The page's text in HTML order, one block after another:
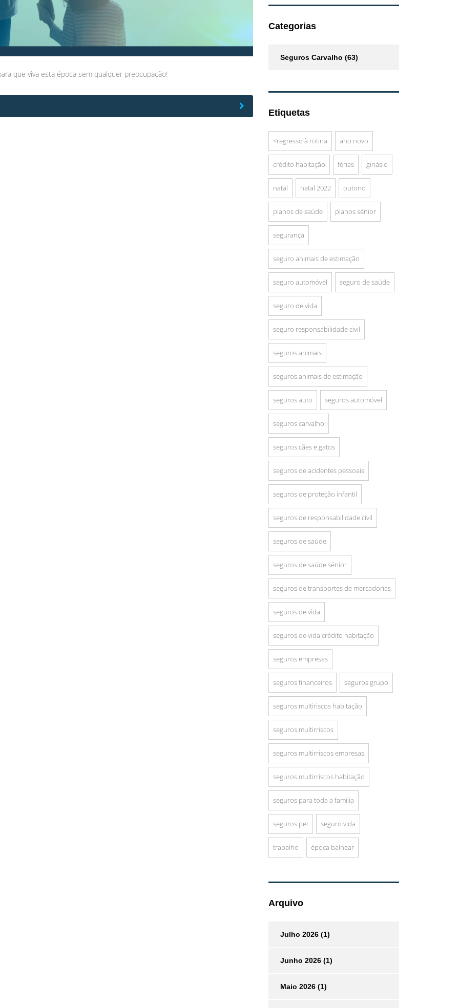
que viva esta época sem qualquer preocupação!
Categorias
Seguros Carvalho (63)
Etiquetas
<regresso à rotina ano novo
crédito habitação férias ginásio
natal natal 2022 outono
planos de saúde planos sénior
segurança
seguro animais de estimação
seguro automóvel seguro de saúde
seguro de vida
seguro responsabilidade civil
seguros animais
seguros animais de estimação
seguros auto seguros automóvel
seguros carvalho
seguros cães e gatos
seguros de acidentes pessoais
seguros de proteção infantil
seguros de responsabilidade civil
seguros de saúde
seguros de saúde sénior
seguros de transportes de mercadorias
seguros de vida
seguros de vida crédito habitação
seguros empresas
seguros financeiros seguros grupo
seguros multiriscos habitação
seguros multirriscos
seguros multirriscos empresas
seguros multirriscos habitação
seguros para toda a família
seguros pet seguro vida
trabalho época balnear
Arquivo
Julho 2026 (1)
Junho 2026 (1)
Maio 2026 (1)